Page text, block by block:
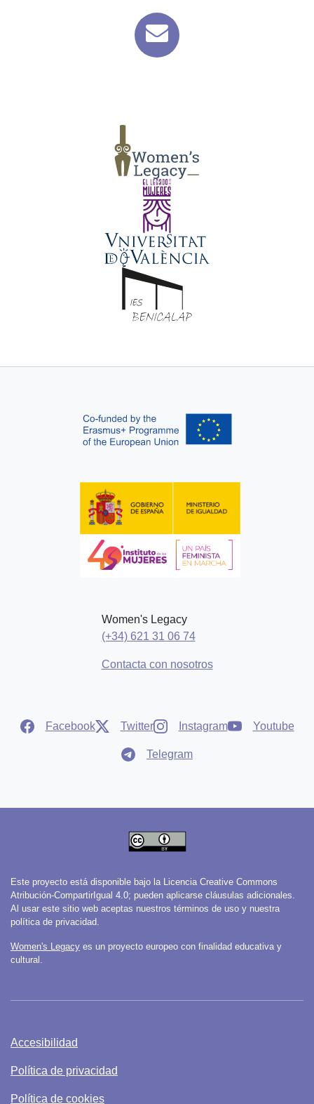
Contacta con nosotros
Women's Legacy
(+34) 621 31 06 74
Facebook Twitter Instagram Youtube
Telegram
Este proyecto está disponible bajo la Licencia Creative Commons
Atribución-CompartirIgual 4.0; pueden aplicarse cláusulas adicionales.
Al usar este sitio web aceptas nuestros términos de uso y nuestra
política de privacidad.
Women's Legacy es un proyecto europeo con finalidad educativa y
cultural.
Accesibilidad
Política de privacidad
Política de cookies